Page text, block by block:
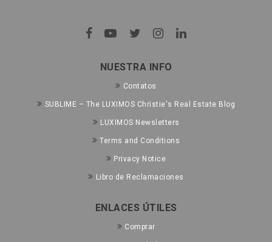
NUESTRA INFO
Contatos
SUBLIME – The LUXIMOS Christie's Real Estate Blog
LUXIMOS Newsletters
Terms and Conditions
Privacy Notice
Libro de Reclamaciones
ENLACES ÚTILES
Comprar